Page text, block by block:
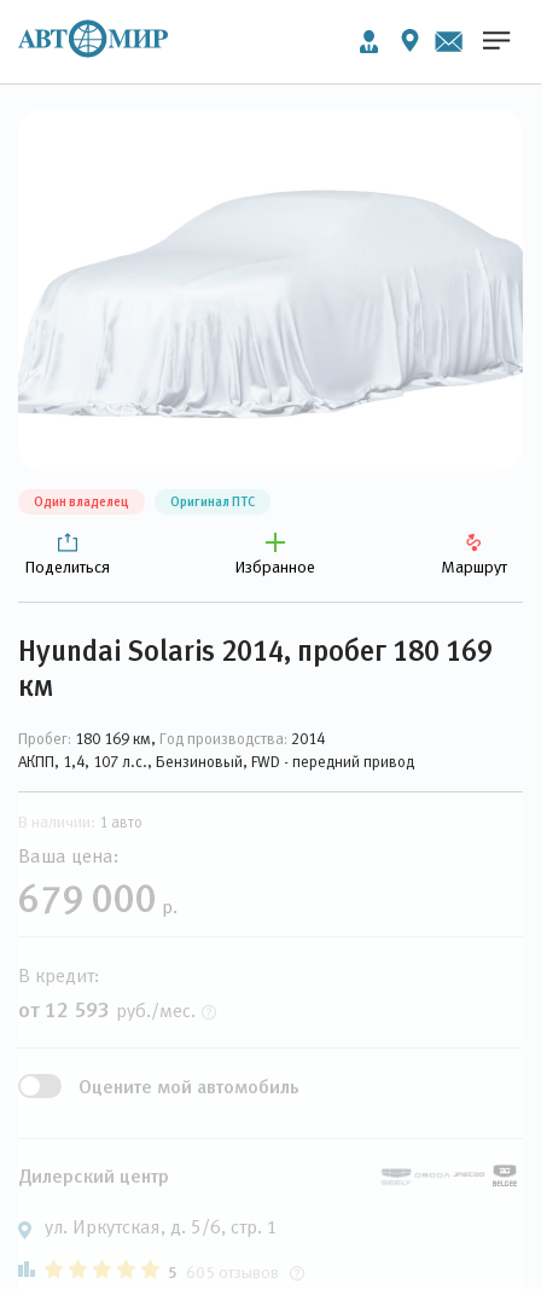
Один владелец Оригинал ПТС
Поделиться Избранное Маршрут
Hyundai Solaris 2014, пробег 180 169
км
Пробег: 180 169 км, Год производства: 2014
АКПП, 1,4, 107 л.с., Бензиновый, FWD - передний привод
В наличии: 1 авто
Ваша цена:
679 000 р.
В кредит:
от 12 593 руб./мес.
Оцените мой автомобиль
Дилерский центр
ул. Иркутская, д. 5/6, стр. 1
5 605 отзывов